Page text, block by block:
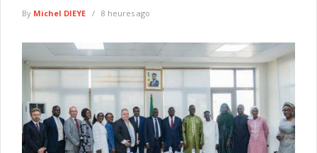
By Michel DIEYE 8 heures ago